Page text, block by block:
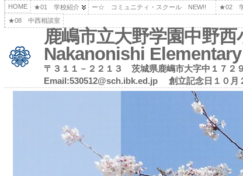
HOME ★01 学校紹介 ー☆ コミュニティ・スクール NEW!! ★02 学
★08 中西相談室
鹿嶋市立大野学園中野
Nakanonishi
〒３１１－２２１３ 茨城県鹿嶋市大字中１７
Email:530512@sch.ibk.ed.jp 創立記念日１